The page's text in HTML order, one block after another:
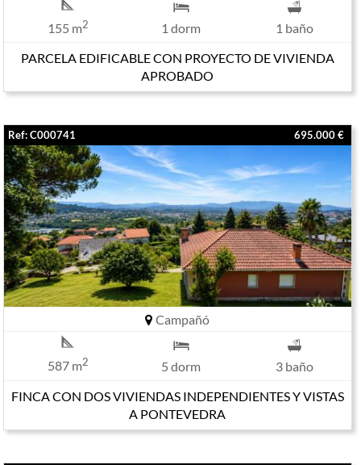
155 m2 1 dorm
1 baño
PARCELA EDIFICABLE CON PROYECTO DE VIVIENDA
APROBADO
Ref: C000741 695.000 €
Campañó
587 m2 5 dorm
3 baño
FINCA CON DOS VIVIENDAS INDEPENDIENTES Y VISTAS
A PONTEVEDRA